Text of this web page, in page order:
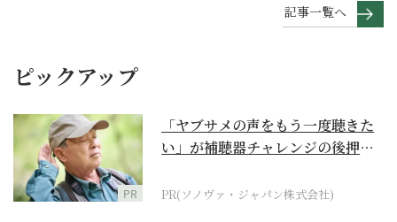
記事一覧へ
ピックアップ
PR
「ヤブサメの声をもう一度聴きた
い」が補聴器チャレンジの後押し
PR(ソノヴァ・ジャパン株式会社)